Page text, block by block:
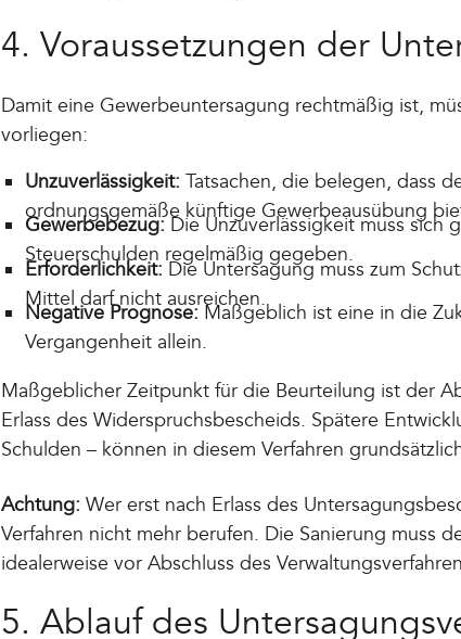
4. Voraussetzungen der
Damit eine Gewerbeuntersagung rechtmäßig ist,
vorliegen:
Unzuverlässigkeit: Tatsachen, die belegen, dass
ordnungsgemäße künftige Gewerbeausübung
Gewerbebezug:Die Unzuverlässigkeit muss sich
Steuerschulden regelmäßig gegeben.
Erforderlichkeit: Die Untersagung muss zum
Mittel darf nicht ausreichen.
Negative Prognose:Maßgeblich ist eine in die
Vergangenheit allein.
Maßgeblicher Zeitpunkt für die Beurteilung ist der
Erlass des Widerspruchsbescheids. Spätere
Schulden – können in diesem Verfahren
Achtung: Wer erst nach Erlass des
Verfahren nicht mehr berufen. Die Sanierung muss
idealerweise vor Abschluss des
5. Ablauf des